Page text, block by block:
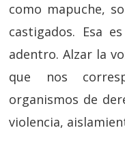
como mapuche,
castigados. Esa
adentro. Alzar la
que nos
organismos de
violencia,